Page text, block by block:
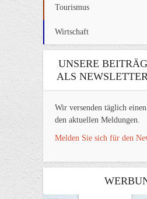
Tourismus
Wirtschaft
UNSERE
ALS
Wir versenden täglich
den aktuellen Meldungen.
Melden Sie sich für den